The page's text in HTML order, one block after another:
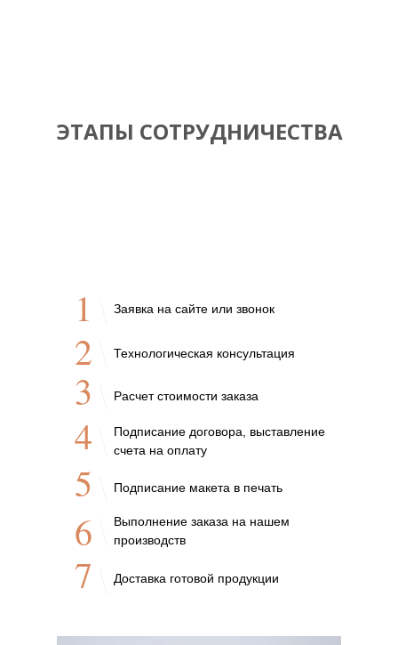
ЭТАПЫ СОТРУДНИЧЕСТВА
Заявка на сайте или звонок
Технологическая консультация
Расчет стоимости заказа
Подписание договора, выставление
счета на оплату
Подписание макета в печать
Выполнение заказа на нашем
производств
Доставка готовой продукции
1
2
3
4
5
6
7